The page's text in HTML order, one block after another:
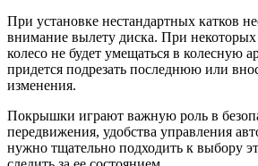
При установке нестандартных катков
внимание вылету диска. При некоторых
колесо не будет умещаться в колесную
придется подрезать последнюю или
изменения.
Покрышки играют важную роль в
передвижения, удобства управления
нужно тщательно подходить к выбору